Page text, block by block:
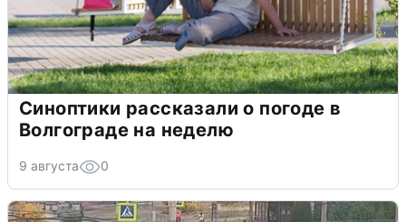
Синоптики рассказали о погоде в
Волгограде на неделю
9 августа 0